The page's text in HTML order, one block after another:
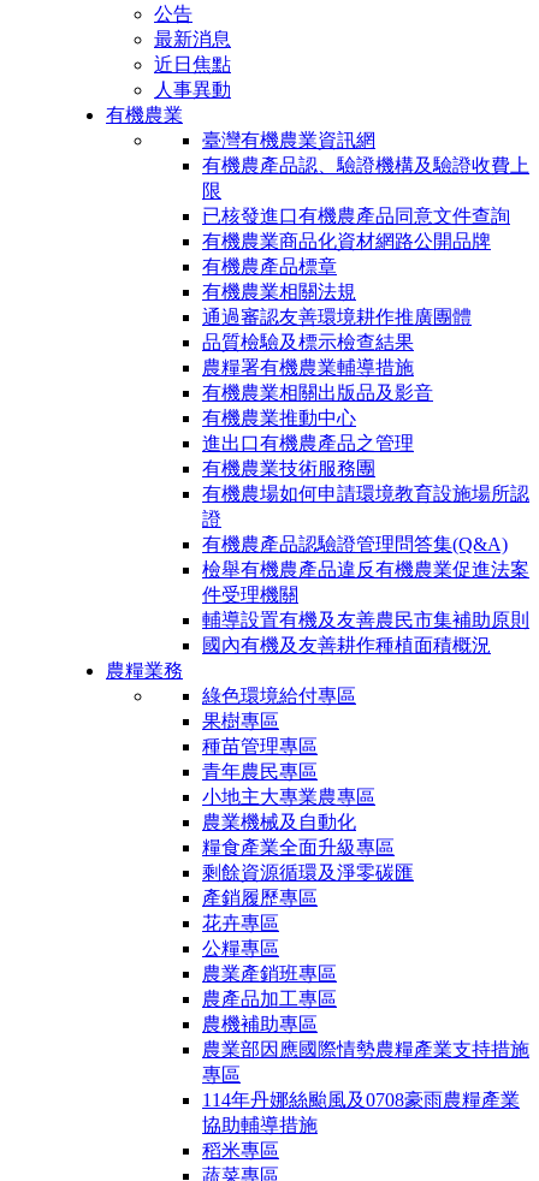
公告
最新消息
近日焦點
人事異動
有機農業
臺灣有機農業資訊網
有機農產品認、驗證機構及驗證收費上
限
已核發進口有機農產品同意文件查詢
有機農業商品化資材網路公開品牌
有機農產品標章
有機農業相關法規
通過審認友善環境耕作推廣團體
品質檢驗及標示檢查結果
農糧署有機農業輔導措施
有機農業相關出版品及影音
有機農業推動中心
進出口有機農產品之管理
有機農業技術服務團
有機農場如何申請環境教育設施場所認
證
有機農產品認驗證管理問答集(Q&A)
檢舉有機農產品違反有機農業促進法案
件受理機關
輔導設置有機及友善農民市集補助原則
國內有機及友善耕作種植面積概況
農糧業務
綠色環境給付專區
果樹專區
種苗管理專區
青年農民專區
小地主大專業農專區
農業機械及自動化
糧食產業全面升級專區
剩餘資源循環及淨零碳匯
產銷履歷專區
花卉專區
公糧專區
農業產銷班專區
農產品加工專區
農機補助專區
農業部因應國際情勢農糧產業支持措施
專區
114年丹娜絲颱風及0708豪雨農糧產業
協助輔導措施
稻米專區
蔬菜專區